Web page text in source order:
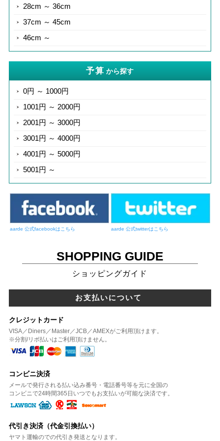
28cm ～ 36cm
37cm ～ 45cm
46cm ～
予算 から探す
0円 ～ 1000円
1001円 ～ 2000円
2001円 ～ 3000円
3001円 ～ 4000円
4001円 ～ 5000円
5001円 ～
aarde 公式facebookはこちら aarde 公式twitterはこちら
SHOPPING GUIDE
ショッピングガイド
お支払いについて
クレジットカード
VISA／Diners／Master／JCB／AMEXがご利用頂けます。
※分割/リボ払いはご利用頂けません。
コンビニ決済
メールで発行される払い込み番号・電話番号等を元に全国の
コンビニで24時間365日いつでもお支払いが可能な決済です。
代引き決済（代金引換払い）
ヤマト運輸のでの代引き発送となります。